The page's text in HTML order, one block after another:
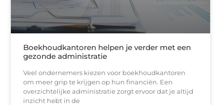
Boekhoudkantoren helpen je verder met een
gezonde administratie
Veel ondernemers kiezen voor boekhoudkantoren
om meer grip te krijgen op hun financiën. Een
overzichtelijke administratie zorgt ervoor dat je altijd
inzicht hebt in de